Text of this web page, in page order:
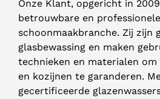
Onze Klant, opgericht in
betrouwbare en
schoonmaakbranche. Zij zijn
glasbewassing en maken
technieken en materialen
en kozijnen te garanderen.
gecertificeerde